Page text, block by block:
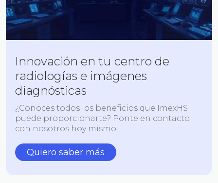
Innovación en tu centro de
radiologías e imágenes
diagnósticas
¿Conoces todos los beneficios que ImexHS
puede proporcionarte? Ponte en contacto
con nosotros hoy mismo.
Quiero saber más